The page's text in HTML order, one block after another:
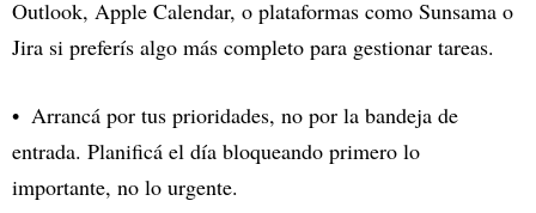
Outlook, Apple Calendar, o plataformas como Sunsama o
Jira si preferís algo más completo para gestionar tareas.
Arrancá por tus prioridades, no por la bandeja de
entrada. Planificá el día bloqueando primero lo
importante, no lo urgente.